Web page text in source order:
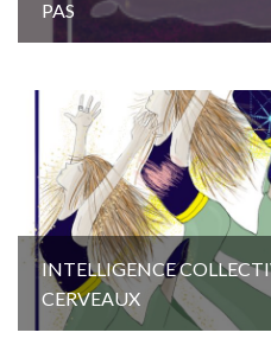
PAS
INTELLIGENCE
CERVEAUX